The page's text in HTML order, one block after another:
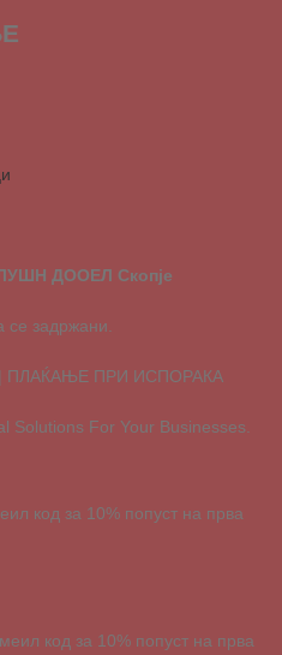
ДООЕЛ Скопје
се задржани.
ПЛАЌАЊЕ ПРИ ИСПОРАКА
Solutions For Your Businesses.
код за 10% попуст на прва
код за 10% попуст на прва